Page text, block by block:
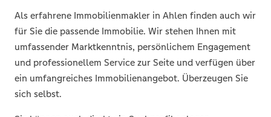
Als erfahrene Immobilienmakler in Ahlen finden auch wir
für Sie die passende Immobilie. Wir stehen Ihnen mit
umfassender Marktkenntnis, persönlichem Engagement
und professionellem Service zur Seite und verfügen über
ein umfangreiches Immobilienangebot. Überzeugen Sie
sich selbst.